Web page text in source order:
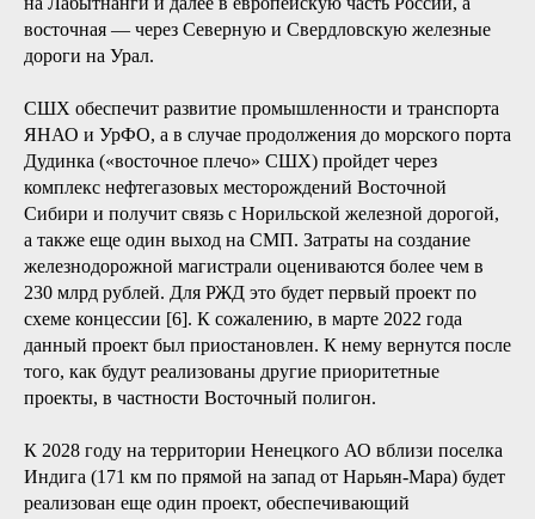
СШХ) протяженностью 686 км в 2018 году заключено
концессионное соглашение. СШХ помимо выхода на СМП
обеспечит транспортную связность западной и восточной
частей ЯНАО. Подобная связность делает рентабельными
производственные проекты, реализация которых ранее
была невозможна или нецелесообразна из-за дороговизны
доставки стройматериалов, сырья, комплектующих, а
также вывоза готовой продукции. Западная оконечность
СШХ после строительства моста через Обь получит выход
на Лабытнанги и далее в европейскую часть России, а
восточная — через Северную и Свердловскую железные
дороги на Урал.
СШХ обеспечит развитие промышленности и транспорта
ЯНАО и УрФО, а в случае продолжения до морского порта
Дудинка («восточное плечо» СШХ) пройдет через